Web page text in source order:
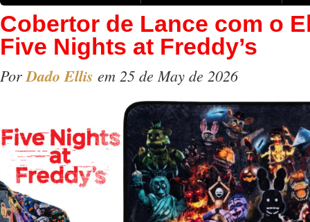
Cobertor de Lance com o
Five Nights at Freddy’s
PorDado Ellis em 25 de May de 2026